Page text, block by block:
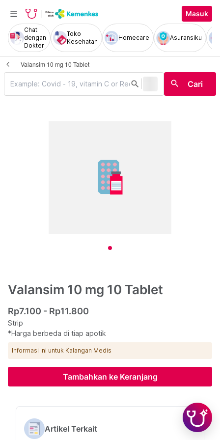
Masuk
Chat
dengan
Dokter
Toko
Kesehatan
Homecare Asuransiku
Valansim 10 mg 10 Tablet
search search Cari
Valansim 10 mg 10 Tablet
Rp7.100 - Rp11.800
Strip
*Harga berbeda di tiap apotik
Informasi Ini untuk Kalangan Medis
Tambahkan ke Keranjang
Artikel Terkait